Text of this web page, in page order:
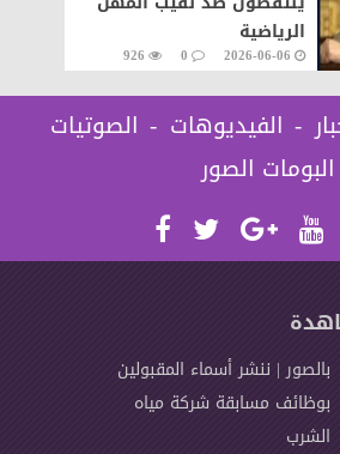
الرياضية
2026-06-06
0
926
الفيديوهات
الصوتيات
البومات الصور
بالصور | ننشر أسماء المقبولين
بوظائف مسابقة شركة مياه
الشرب